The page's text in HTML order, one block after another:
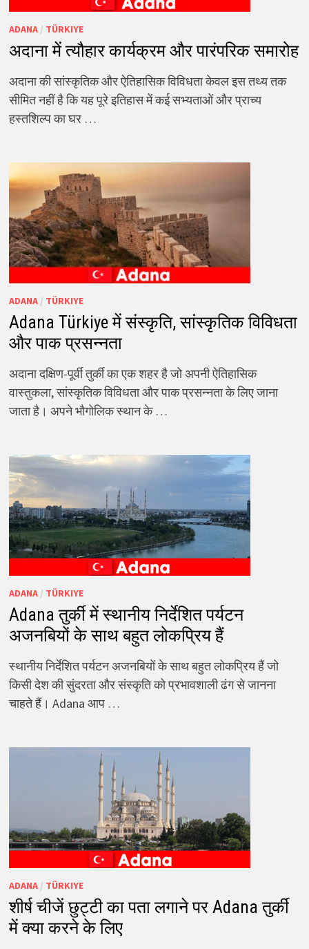
ADANA/ TÜRKIYE
अदाना में त्यौहार कार्यक्रम और पारंपरिक समारोह
अदाना की सांस्कृतिक और ऐतिहासिक विविधता केवल इस तथ्य तक
सीमित नहीं है कि यह पूरे इतिहास में कई सभ्यताओं और प्राच्य
हस्तशिल्प का घर …
ADANA/ TÜRKIYE
Adana Türkiye में संस्कृति, सांस्कृतिक विविधता
और पाक प्रसन्नता
अदाना दक्षिण-पूर्वी तुर्की का एक शहर है जो अपनी ऐतिहासिक
वास्तुकला, सांस्कृतिक विविधता और पाक प्रसन्नता के लिए जाना
जाता है। अपने भौगोलिक स्थान के …
ADANA/ TÜRKIYE
Adana तुर्की में स्थानीय निर्देशित पर्यटन
अजनबियों के साथ बहुत लोकप्रिय हैं
स्थानीय निर्देशित पर्यटन अजनबियों के साथ बहुत लोकप्रिय हैं जो
किसी देश की सुंदरता और संस्कृति को प्रभावशाली ढंग से जानना
चाहते हैं। Adana आप …
ADANA/ TÜRKIYE
शीर्ष चीजें छुट्टी का पता लगाने पर Adana तुर्की
में क्या करने के लिए